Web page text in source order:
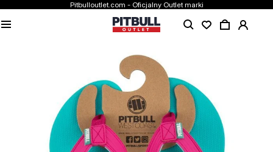
Pitbulloutlet.com - Oficjalny Outlet marki